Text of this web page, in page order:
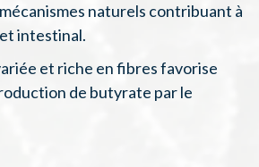
naturels contribuant à
intestinal.
et riche en fibres favorise
de butyrate par le